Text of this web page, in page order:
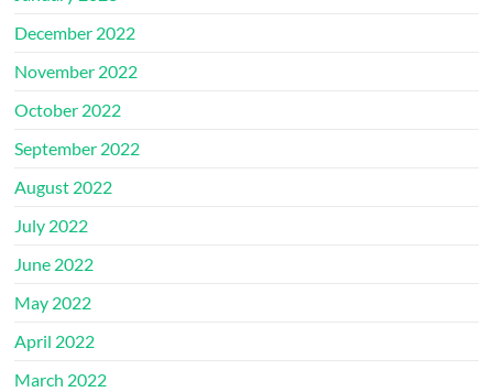
December 2022
November 2022
October 2022
September 2022
August 2022
July 2022
June 2022
May 2022
April 2022
March 2022